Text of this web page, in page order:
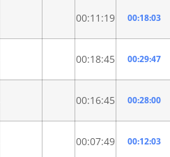
00:11:19 00:18:03
00:18:45 00:29:47
00:16:45 00:28:00
00:07:49 00:12:03